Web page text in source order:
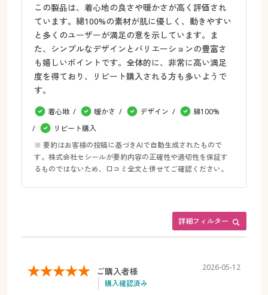
この製品は、着心地の良さや暖かさが高く評価され
ています。綿100%の素材が肌に優しく、動きやすい
と多くのユーザーが満足の意を示しています。ま
た、シンプルなデザインとバリエーションの豊富さ
も嬉しいポイントです。全体的に、非常に高い満足
度を得ており、リピート購入される方も多いようで
す。
着心地 暖かさ デザイン
綿100%
リピート購入
※ 要約はお客様の投稿に基づきAIで自動生成されたもので
す。株式会社セシールが要約内容の正確性や適切性を保証す
るものではないため、口コミ全文と併せてご確認ください。
詳細フィルター
ご購入者様
購入確認済み
2026-05-12